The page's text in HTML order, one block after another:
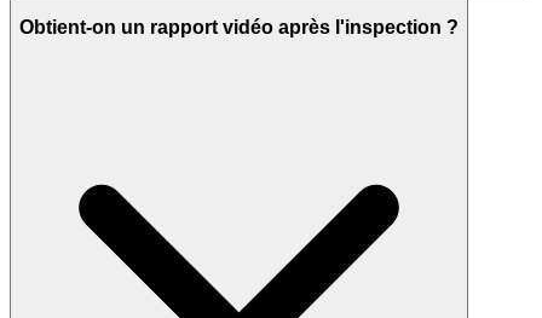
Obtient-on un rapport vidéo après l'inspection ?